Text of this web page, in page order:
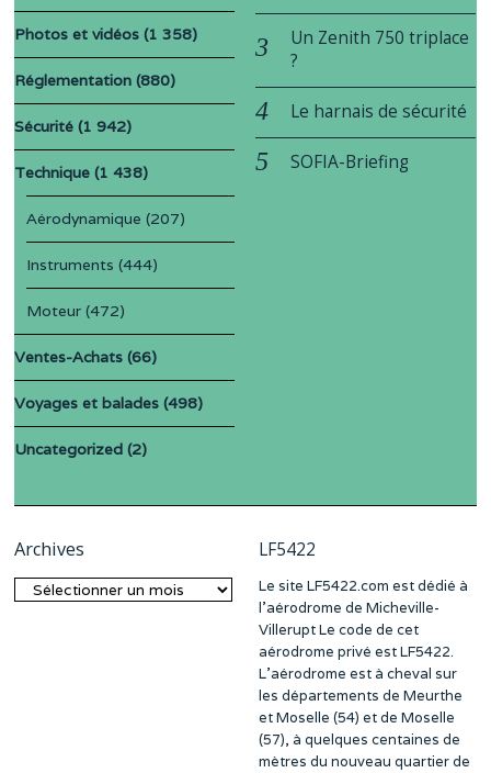
Photos et vidéos (1 358)
Réglementation (880)
Sécurité (1 942)
Technique (1 438)
Aérodynamique (207)
Instruments (444)
Moteur (472)
Ventes-Achats (66)
Voyages et balades (498)
Uncategorized (2)
Un Zenith 750 triplace
?
Le harnais de sécurité
SOFIA-Briefing
Archives
Archives
LF5422
Le site LF5422.com est dédié à
l’aérodrome de Micheville-
Villerupt Le code de cet
aérodrome privé est LF5422.
L’aérodrome est à cheval sur
les départements de Meurthe
et Moselle (54) et de Moselle
(57), à quelques centaines de
mètres du nouveau quartier de